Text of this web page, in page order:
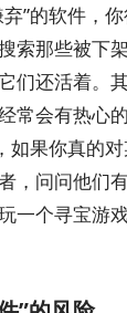
”的软件，
索那些被下
们还活着。
常会有热心
如果你真的
，问问他们
一个寻宝游